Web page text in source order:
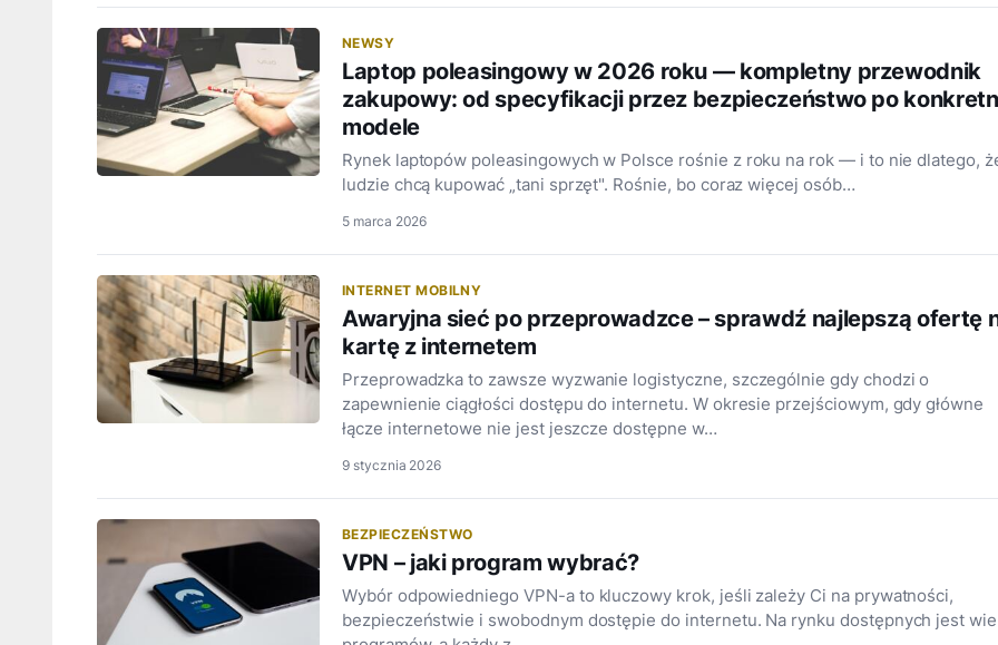
NEWSY
Laptop poleasingowy w 2026 roku — kompletny przewodnik
zakupowy: od specyfikacji przez bezpieczeństwo po
modele
Rynek laptopów poleasingowych w Polsce rośnie z roku na rok — i to nie dlatego,
ludzie chcą kupować „tani sprzęt". Rośnie, bo coraz więcej osób…
5 marca 2026
INTERNET MOBILNY
Awaryjna sieć po przeprowadzce – sprawdź najlepszą ofertę
kartę z internetem
Przeprowadzka to zawsze wyzwanie logistyczne, szczególnie gdy chodzi o
zapewnienie ciągłości dostępu do internetu. W okresie przejściowym, gdy główne
łącze internetowe nie jest jeszcze dostępne w…
9 stycznia 2026
BEZPIECZEŃSTWO
VPN – jaki program wybrać?
Wybór odpowiedniego VPN-a to kluczowy krok, jeśli zależy Ci na prywatności,
bezpieczeństwie i swobodnym dostępie do internetu. Na rynku dostępnych jest